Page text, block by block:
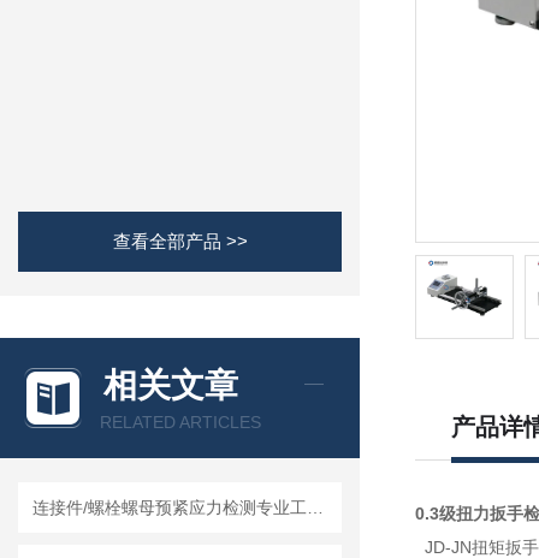
查看全部产品 >>
相关文章
RELATED ARTICLES 产品详
0.3级扭力扳手
JD-JN扭矩扳